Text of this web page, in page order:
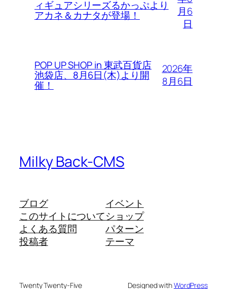
ィギュアシリーズるかっぷより
アカネ＆カナタが登場！
月6
日
POP UP SHOP in 東武百貨店
池袋店、8月6日(木)より開
催！
2026年
8月6日
Milky Back-CMS
ブログ
このサイトについて
よくある質問
投稿者
イベント
ショップ
パターン
テーマ
Twenty Twenty-Five Designed withWordPress